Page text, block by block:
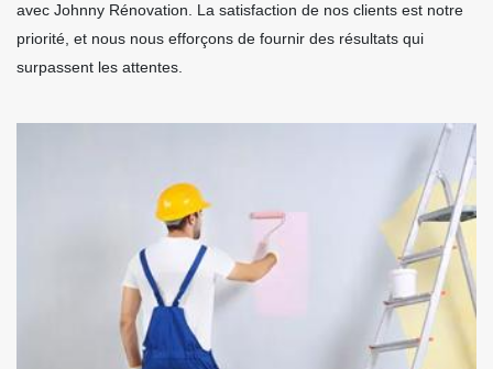
avec Johnny Rénovation. La satisfaction de nos clients est notre
priorité, et nous nous efforçons de fournir des résultats qui
surpassent les attentes.